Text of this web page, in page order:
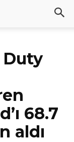
68.7
aldı